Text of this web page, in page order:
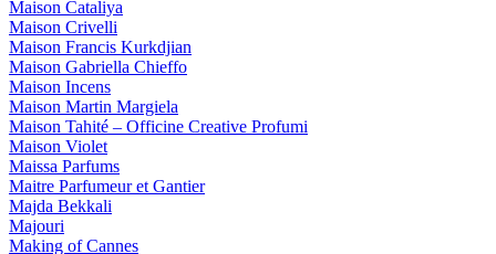
Maison Cataliya
Maison Crivelli
Maison Francis Kurkdjian
Maison Gabriella Chieffo
Maison Incens
Maison Martin Margiela
Maison Tahité – Officine Creative Profumi
Maison Violet
Maissa Parfums
Maitre Parfumeur et Gantier
Majda Bekkali
Majouri
Making of Cannes